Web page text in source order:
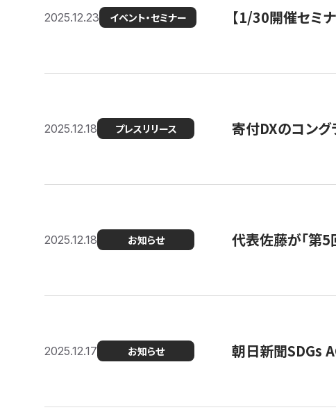
2025.12.23 イベント・セミナー 【1/30開催セミ
2025.12.18 プレスリリース 寄付DXのコング
2025.12.18 お知らせ 代表佐藤が「第5
2025.12.17 お知らせ 朝日新聞SDGs